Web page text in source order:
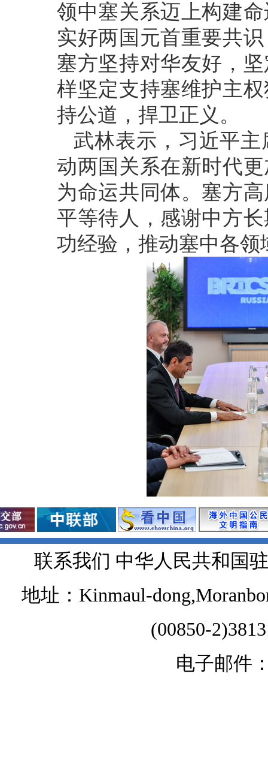
领中塞关系迈上构建
实好两国元首重要共
塞方坚持对华友好，
样坚定支持塞维护主
持公道，捍卫正义。
武林表示，习近平
动两国关系在新时代
为命运共同体。塞方
平等待人，感谢中方
功经验，推动塞中各
联系我们 中华人民共和国
地址：Kinmaul-
(00850-
电子邮件